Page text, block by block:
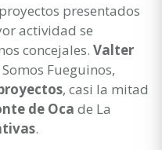
presentados
actividad se
concejales. Valter
Fueguinos,
, casi la mitad
de Oca de La
.